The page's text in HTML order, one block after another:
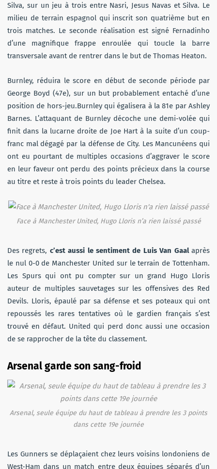
Silva, sur un jeu à trois entre Nasri, Jesus Navas et Silva. Le
milieu de terrain espagnol qui inscrit son quatrième but en
trois matches. Le seconde réalisation est signé Fernadinho
d’une magnifique frappe enroulée qui toucle la barre
transversale avant de rentrer dans le but de Thomas Heaton.
Burnley, réduira le score en début de seconde période par
George Boyd (47e), sur un but probablement entaché d’une
position de hors-jeu.Burnley qui égalisera à la 81e par Ashley
Barnes. L’attaquant de Burnley décoche une demi-volée qui
finit dans la lucarne droite de Joe Hart à la suite d’un coup-
franc mal dégagé par la défense de City. Les Mancunéens qui
ont eu pourtant de multiples occasions d’aggraver le score
en leur faveur ont perdu des points précieux dans la course
au titre et reste à trois points du leader Chelsea.
Face à Manchester United, Hugo Lloris n’a rien laissé passé
Des regrets, c’est aussi le sentiment de Luis Van Gaalaprès
le nul 0-0 de Manchester United sur le terrain de Tottenham.
Les Spurs qui ont pu compter sur un grand Hugo Lloris
auteur de multiples sauvetages sur les offensives des Red
Devils. Lloris, épaulé par sa défense et ses poteaux qui ont
repoussés les rares tentatives où le gardien français s’est
trouvé en défaut. United qui perd donc aussi une occasion
de se rapprocher de la tête du classement.
Arsenal garde son sang-froid
Arsenal, seule équipe du haut de tableau à prendre les 3 points
dans cette 19e journée
Les Gunners se déplaçaient chez leurs voisins londoniens de
West-Ham dans un match entre deux équipes séparés d’un